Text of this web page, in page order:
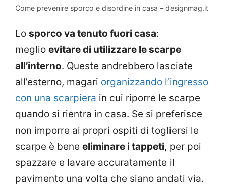
Come prevenire sporco e disordine in casa – designmag.it
Lo sporco va tenuto fuori casa:
meglio evitare di utilizzare le scarpe
all’interno. Queste andrebbero lasciate
all’esterno, magari organizzando l’ingresso
con una scarpiera in cui riporre le scarpe
quando si rientra in casa. Se si preferisce
non imporre ai propri ospiti di togliersi le
scarpe è bene eliminare i tappeti, per poi
spazzare e lavare accuratamente il
pavimento una volta che siano andati via.